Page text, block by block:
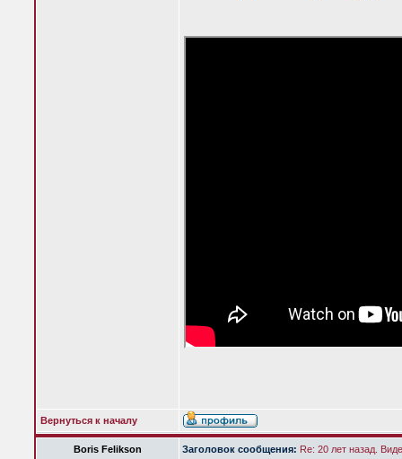
Вернуться к началу
Boris Felikson Заголовок сообщения: Re: 20 лет назад.